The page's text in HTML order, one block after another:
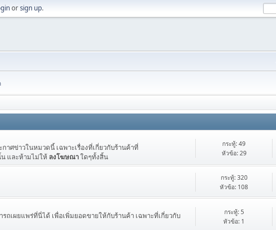
orsign up.
าศข่าวในหมวดนี้ เฉพาะเรื่องที่เกี่ยวกับร้านค้าที่
และห้ามไม่ให้ ลงโฆษณาใดๆทั้งสิ้น
กระทู้: 49
หัวข้อ: 29
กระทู้: 320
หัวข้อ: 108
ถเผยแพร่ที่นี่ได้ เพื่อเพิ่มยอดขายให้กับร้านค้า เฉพาะที่เกี่ยวกับ
กระทู้: 5
หัวข้อ: 1